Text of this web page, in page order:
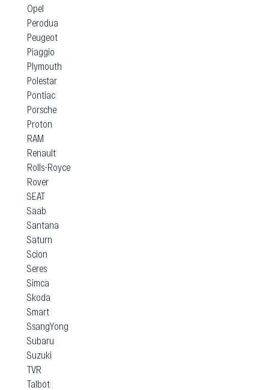
Opel
Perodua
Peugeot
Piaggio
Plymouth
Polestar
Pontiac
Porsche
Proton
RAM
Renault
Rolls-Royce
Rover
SEAT
Saab
Santana
Saturn
Scion
Seres
Simca
Skoda
Smart
SsangYong
Subaru
Suzuki
TVR
Talbot